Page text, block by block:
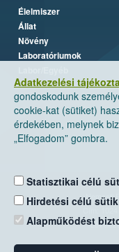
Adatkezelési
gondoskodunk
cookie-kat (sütiket)
érdekében, melynek
„Elfogadom” gombra.
Statisztikai célú
Hirdetési célú sütik
Alapműködést
Élelmiszer
Állat
Növény
Laboratóriumok
Nemzeti